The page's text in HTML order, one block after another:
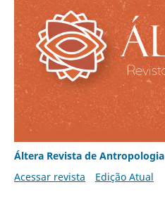
Áltera Revista de Antropologia
Acessar revista
Edição Atual